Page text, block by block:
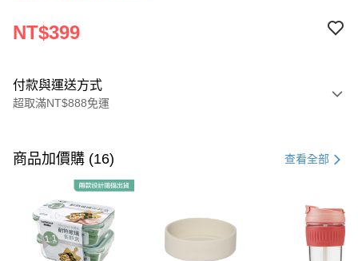
NT$399
付款與運送方式
超取滿NT$888免運
信用卡一次付款
Apple Pay
街口支付
商品加價購 (16) 查看全部